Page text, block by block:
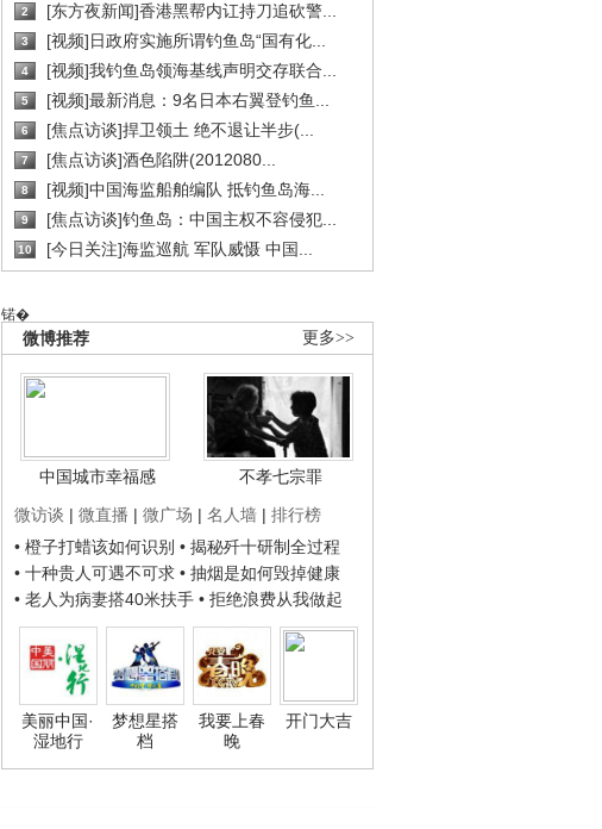
2 [东方夜新闻]香港黑帮内讧持刀追砍警...
3 [视频]日政府实施所谓钓鱼岛“国有化...
4 [视频]我钓鱼岛领海基线声明交存联合...
5 [视频]最新消息：9名日本右翼登钓鱼...
6 [焦点访谈]捍卫领土 绝不退让半步(...
7 [焦点访谈]酒色陷阱(2012080...
8 [视频]中国海监船舶编队 抵钓鱼岛海...
9 [焦点访谈]钓鱼岛：中国主权不容侵犯...
10 [今日关注]海监巡航 军队威慑 中国...
锘�
更多>>
微博推荐
中国城市幸福感
不孝七宗罪
微访谈 | 微直播 | 微广场 | 名人墙 | 排行榜
• 橙子打蜡该如何识别 • 揭秘歼十研制全过程
• 十种贵人可遇不可求 • 抽烟是如何毁掉健康
• 老人为病妻搭40米扶手 • 拒绝浪费从我做起
美丽中国·
湿地行
梦想星搭
档
我要上春
晚
开门大吉